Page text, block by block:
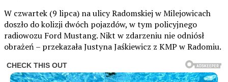
W czwartek (9 lipca) na ulicy Radomskiej w Milejowicach
doszło do kolizji dwóch pojazdów, w tym policyjnego
radiowozu Ford Mustang. Nikt w zdarzeniu nie odniósł
obrażeń – przekazała Justyna Jaśkiewicz z KMP w Radomiu.